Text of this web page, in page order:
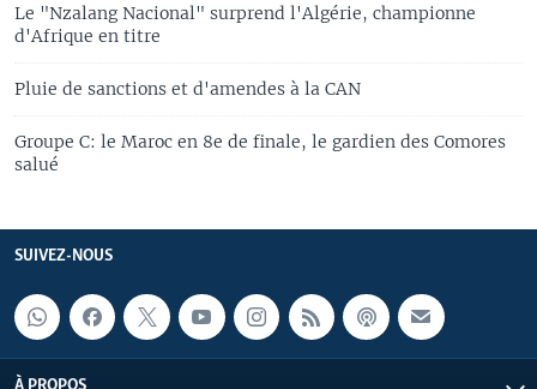
Le "Nzalang Nacional" surprend l'Algérie, championne
d'Afrique en titre
Pluie de sanctions et d'amendes à la CAN
Groupe C: le Maroc en 8e de finale, le gardien des Comores
salué
SUIVEZ-NOUS